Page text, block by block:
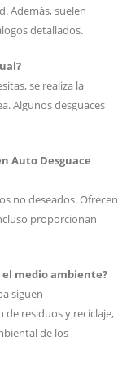
Además, suelen
detallados.
se realiza la
Algunos desguaces
Auto Desguace
no deseados. Ofrecen
proporcionan
el medio ambiente?
siguen
residuos y reciclaje,
de los